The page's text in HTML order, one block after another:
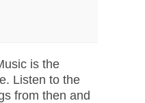
is the
Listen to the
from then and